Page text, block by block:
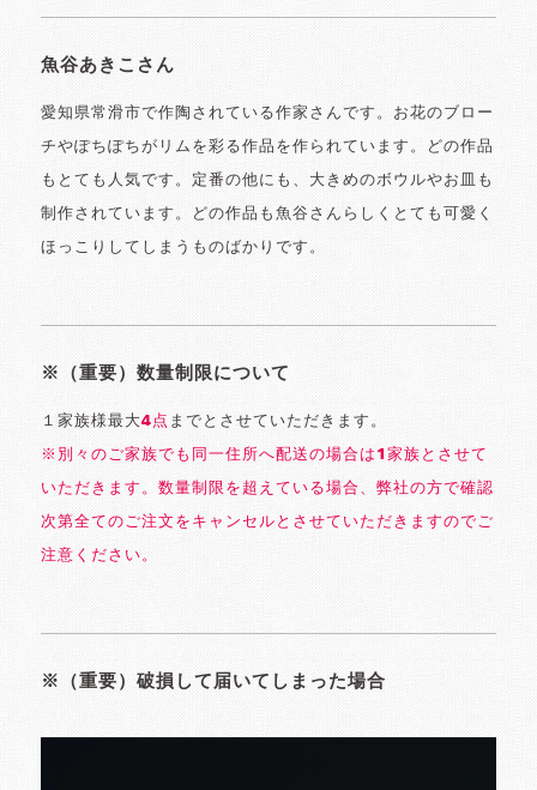
魚谷あきこさん
愛知県常滑市で作陶されている作家さんです。お花のブロー
チやぽちぽちがリムを彩る作品を作られています。どの作品
もとても人気です。定番の他にも、大きめのボウルやお皿も
制作されています。どの作品も魚谷さんらしくとても可愛く
ほっこりしてしまうものばかりです。
※（重要）数量制限について
１家族様最大4点 までとさせていただきます。
※別々のご家族でも同一住所へ配送の場合は1家族とさせて
いただきます。数量制限を超えている場合、弊社の方で確認
次第全てのご注文をキャンセルとさせていただきますのでご
注意ください。
※（重要）破損して届いてしまった場合